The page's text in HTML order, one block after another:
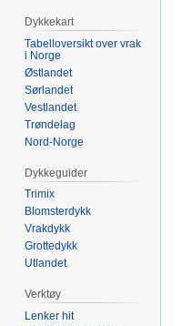
Dykkekart
Tabelloversikt over vrak
i Norge
Østlandet
Sørlandet
Vestlandet
Trøndelag
Nord-Norge
Dykkeguider
Trimix
Blomsterdykk
Vrakdykk
Grottedykk
Utlandet
Verktøy
Lenker hit